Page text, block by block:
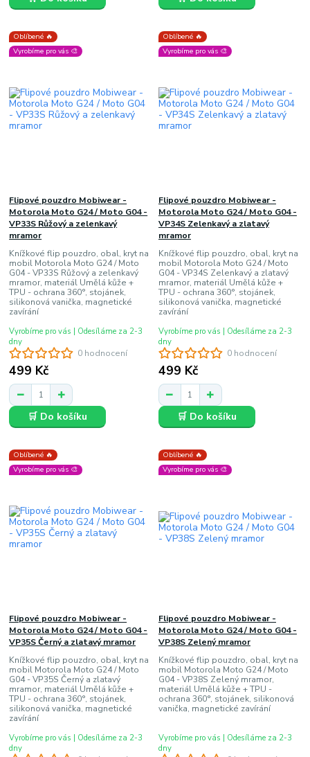
Oblíbené 🔥
Vyrobíme pro vás 🎨
0 hodnocení
Flipové pouzdro Mobiwear -
Motorola Moto G24 / Moto G04 -
VP33S Růžový a zelenkavý
mramor
Knížkové flip pouzdro, obal, kryt na
mobil Motorola Moto G24 / Moto
G04 - VP33S Růžový a zelenkavý
mramor, materiál Umělá kůže +
TPU - ochrana 360°, stojánek,
silikonová vanička, magnetické
zavírání
499 Kč
Vyrobíme pro vás | Odesíláme za 2-3
dny
🛒 Do košíku
Oblíbené 🔥
Vyrobíme pro vás 🎨
0 hodnocení
Flipové pouzdro Mobiwear -
Motorola Moto G24 / Moto G04 -
VP34S Zelenkavý a zlatavý
mramor
Knížkové flip pouzdro, obal, kryt na
mobil Motorola Moto G24 / Moto
G04 - VP34S Zelenkavý a zlatavý
mramor, materiál Umělá kůže +
TPU - ochrana 360°, stojánek,
silikonová vanička, magnetické
zavírání
499 Kč
Vyrobíme pro vás | Odesíláme za 2-3
dny
🛒 Do košíku
Oblíbené 🔥
Vyrobíme pro vás 🎨
Flipové pouzdro Mobiwear -
Motorola Moto G24 / Moto G04 -
VP35S Černý a zlatavý mramor
Knížkové flip pouzdro, obal, kryt na
mobil Motorola Moto G24 / Moto
G04 - VP35S Černý a zlatavý
mramor, materiál Umělá kůže +
TPU - ochrana 360°, stojánek,
silikonová vanička, magnetické
zavírání
Vyrobíme pro vás | Odesíláme za 2-3
dny
Oblíbené 🔥
Vyrobíme pro vás 🎨
Flipové pouzdro Mobiwear -
Motorola Moto G24 / Moto G04 -
VP38S Zelený mramor
Knížkové flip pouzdro, obal, kryt na
mobil Motorola Moto G24 / Moto
G04 - VP38S Zelený mramor,
materiál Umělá kůže + TPU -
ochrana 360°, stojánek, silikonová
vanička, magnetické zavírání
Vyrobíme pro vás | Odesíláme za 2-3
dny